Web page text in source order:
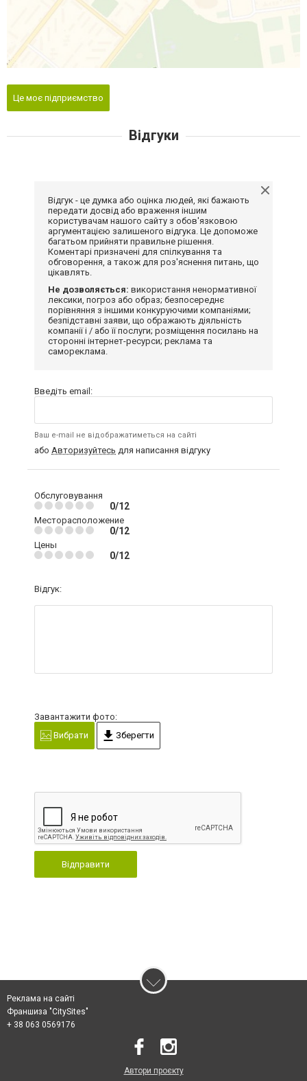
Це моє підприємство
Відгуки
Відгук - це думка або оцінка людей, які бажають
передати досвід або враження іншим
користувачам нашого сайту з обов'язковою
аргументацією залишеного відгука. Це допоможе
багатьом прийняти правильне рішення.
Коментарі призначені для спілкування та
обговорення, а також для роз'яснення питань, що
цікавлять.
Не дозволяється: використання ненормативної
лексики, погроз або образ; безпосереднє
порівняння з іншими конкуруючими компаніями;
безпідставні заяви, що ображають діяльність
компанії і / або її послуги; розміщення посилань на
сторонні інтернет-ресурси; реклама та
самореклама.
Введіть email:
Ваш e-mail не відображатиметься на сайті
або Авторизуйтесь для написання відгуку
Обслуговування
0/12
Месторасположение
0/12
Цены
0/12
Відгук:
Завантажити фото:
Вибрати
Зберегти
Відправити
Реклама на сайті
Франшиза "CitySites"
+ 38 063 0569176
Автори проєкту